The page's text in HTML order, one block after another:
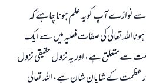
سےنوازے آپ كويہ علم ہونا چاہئے كہ
تعالي كي صفات فعليہ ميں سے ايك
ہے، اور يہ نزول حقيقي نزول
عظمت كےشايان شان ہے، اللہ تعالي